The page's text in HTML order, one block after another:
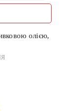
олією,